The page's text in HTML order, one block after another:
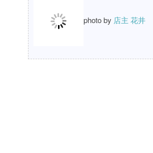
photo by 店主 花井